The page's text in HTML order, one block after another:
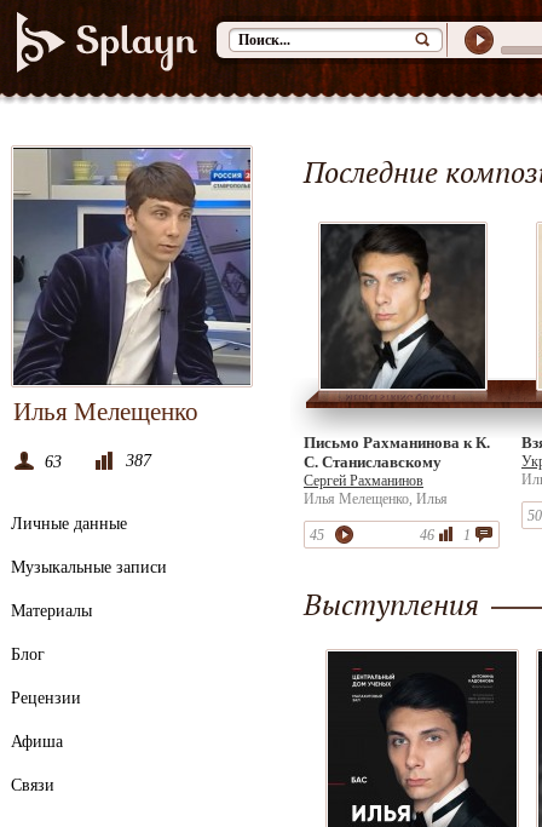
Илья Мелещенко
63 387
Личные данные
Музыкальные записи
Материалы
Блог
Рецензии
Афиша
Связи
Последние
Письмо Рахманинова к К.
С. Станиславскому
Сергей Рахманинов
Илья Мелещенко, Илья
Мелещенко
45
1
46
50
Выступления